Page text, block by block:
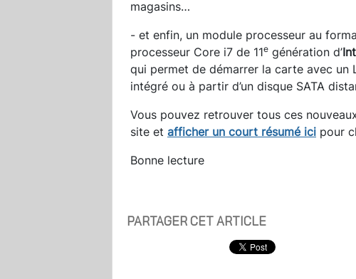
magasins…
- et enfin, un module processeur au
processeur Core i7 de 11e génération d’
qui permet de démarrer la carte avec un
intégré ou à partir d’un disque SATA
Vous pouvez retrouver tous ces
site et afficher un court résumé ici pour
Bonne lecture
PARTAGER CET ARTICLE